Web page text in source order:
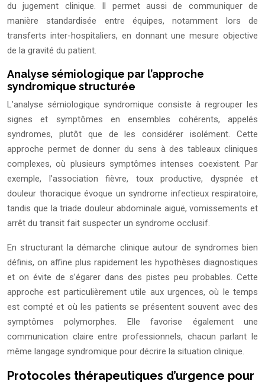
du jugement clinique. Il permet aussi de communiquer de
manière standardisée entre équipes, notamment lors de
transferts inter-hospitaliers, en donnant une mesure objective
de la gravité du patient.
Analyse sémiologique par l’approche
syndromique structurée
L’analyse sémiologique syndromique consiste à regrouper les
signes et symptômes en ensembles cohérents, appelés
syndromes, plutôt que de les considérer isolément. Cette
approche permet de donner du sens à des tableaux cliniques
complexes, où plusieurs symptômes intenses coexistent. Par
exemple, l’association fièvre, toux productive, dyspnée et
douleur thoracique évoque un syndrome infectieux respiratoire,
tandis que la triade douleur abdominale aiguë, vomissements et
arrêt du transit fait suspecter un syndrome occlusif.
En structurant la démarche clinique autour de syndromes bien
définis, on affine plus rapidement les hypothèses diagnostiques
et on évite de s’égarer dans des pistes peu probables. Cette
approche est particulièrement utile aux urgences, où le temps
est compté et où les patients se présentent souvent avec des
symptômes polymorphes. Elle favorise également une
communication claire entre professionnels, chacun parlant le
même langage syndromique pour décrire la situation clinique.
Protocoles thérapeutiques d’urgence pour